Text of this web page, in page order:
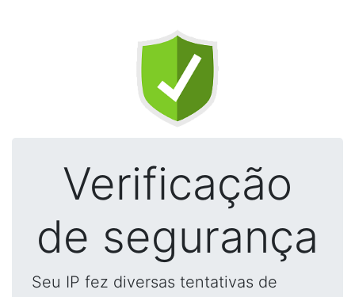
Verificação
de segurança
Seu IP fez diversas tentativas de